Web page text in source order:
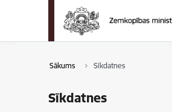
Pāriet uz lapas saturu
Sākums Sīkdatnes
Sīkdatnes